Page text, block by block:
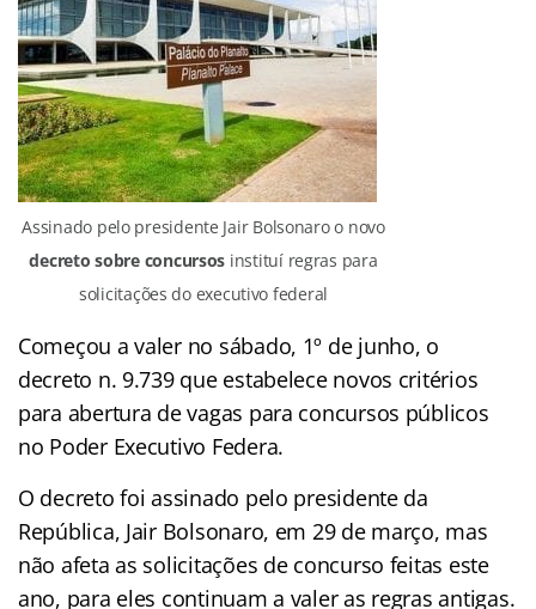
Assinado pelo presidente Jair Bolsonaro o novo
decreto sobre concursos instituí regras para
solicitações do executivo federal
Começou a valer no sábado, 1º de junho, o
decreto n. 9.739 que estabelece novos critérios
para abertura de vagas para concursos públicos
no Poder Executivo Federa.
O decreto foi assinado pelo presidente da
República, Jair Bolsonaro, em 29 de março, mas
não afeta as solicitações de concurso feitas este
ano, para eles continuam a valer as regras antigas.